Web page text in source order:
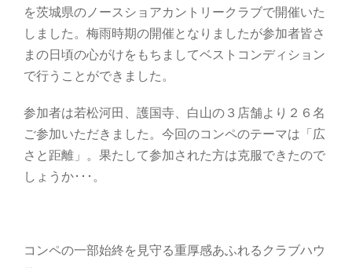
を茨城県のノースショアカントリークラブで開催いた
しました。梅雨時期の開催となりましたが参加者皆さ
まの日頃の心がけをもちましてベストコンディション
で行うことができました。
参加者は若松河田、護国寺、白山の３店舗より２６名
ご参加いただきました。今回のコンペのテーマは「広
さと距離」。果たして参加された方は克服できたので
しょうか･･･。
コンペの一部始終を見守る重厚感あふれるクラブハウ